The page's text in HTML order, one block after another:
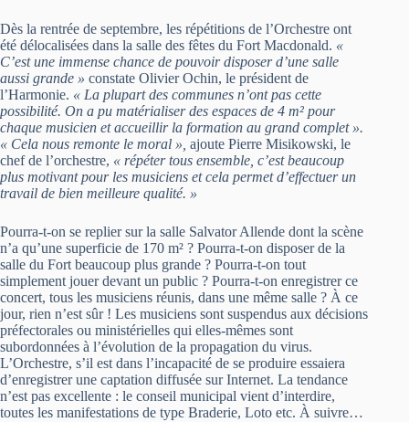
Dès la rentrée de septembre, les répétitions de l’Orchestre ont
été délocalisées dans la salle des fêtes du Fort Macdonald. «
C’est une immense chance de pouvoir disposer d’une salle
aussi grande » constate Olivier Ochin, le président de
l’Harmonie. « La plupart des communes n’ont pas cette
possibilité. On a pu matérialiser des espaces de 4 m² pour
chaque musicien et accueillir la formation au grand complet ».
« Cela nous remonte le moral », ajoute Pierre Misikowski, le
chef de l’orchestre, « répéter tous ensemble, c’est beaucoup
plus motivant pour les musiciens et cela permet d’effectuer un
travail de bien meilleure qualité. »
Pourra-t-on se replier sur la salle Salvator Allende dont la scène
n’a qu’une superficie de 170 m² ? Pourra-t-on disposer de la
salle du Fort beaucoup plus grande ? Pourra-t-on tout
simplement jouer devant un public ? Pourra-t-on enregistrer ce
concert, tous les musiciens réunis, dans une même salle ? À ce
jour, rien n’est sûr ! Les musiciens sont suspendus aux décisions
préfectorales ou ministérielles qui elles-mêmes sont
subordonnées à l’évolution de la propagation du virus.
L’Orchestre, s’il est dans l’incapacité de se produire essaiera
d’enregistrer une captation diffusée sur Internet. La tendance
n’est pas excellente : le conseil municipal vient d’interdire,
toutes les manifestations de type Braderie, Loto etc. À suivre…